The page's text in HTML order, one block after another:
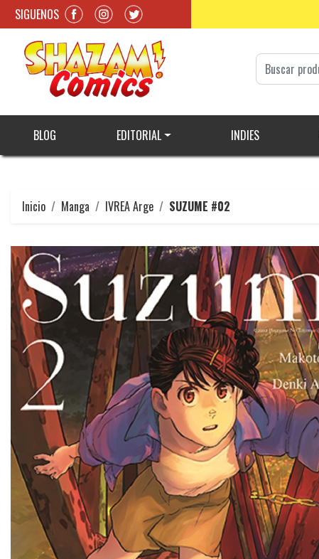
SIGUENOS
BLOG EDITORIAL INDIES
Inicio Manga IVREA Arge SUZUME #02